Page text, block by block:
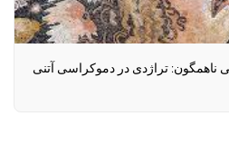
ناهمگون: تراژدی در دموکراسی آتنی